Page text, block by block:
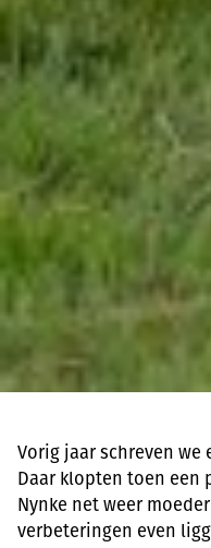
Vorig jaar schreven we
Daar klopten toen een
Nynke net weer
verbeteringen even